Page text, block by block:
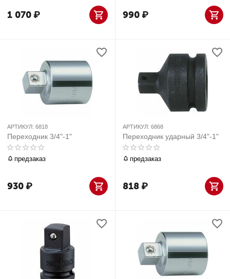
1 070₽ 990₽
АРТИКУЛ: 6818
Переходник 3/4"-1"
предзаказ
930₽
АРТИКУЛ: 6868
Переходник ударный 3/4"-1"
предзаказ
818₽